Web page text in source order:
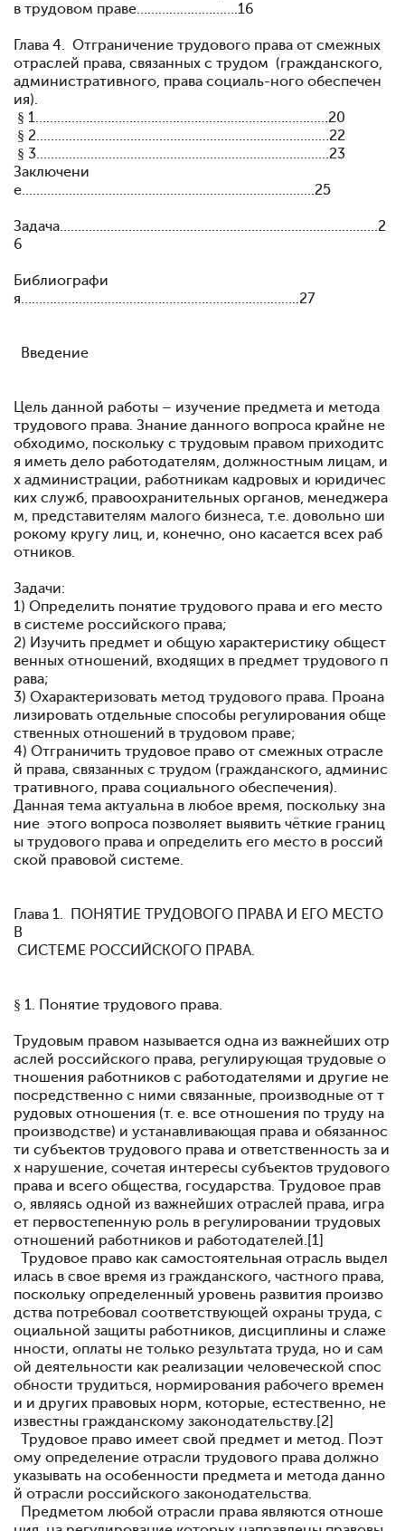
в трудовом праве……………………….16
Глава 4. Отграничение трудового права от смежных
отраслей права, связанных с трудом (гражданского,
административного, права социаль-ного обеспечен
ия).
§ 1………………………………………………………………………20
§ 2………………………………………………………………………22
§ 3………………………………………………………………………23
Заключени
е……………………………………………………………………...25
Задача…………………………………………………………………………….2
6
Библиографи
я…………………………………………………………………..27
Введение
Цель данной работы – изучение предмета и метода
трудового права. Знание данного вопроса крайне не
обходимо, поскольку с трудовым правом приходитс
я иметь дело работодателям, должностным лицам, и
х администрации, работникам кадровых и юридичес
ких служб, правоохранительных органов, менеджера
м, представителям малого бизнеса, т.е. довольно ши
рокому кругу лиц, и, конечно, оно касается всех раб
отников.
Задачи:
1) Определить понятие трудового права и его место
в системе российского права;
2) Изучить предмет и общую характеристику общест
венных отношений, входящих в предмет трудового п
рава;
3) Охарактеризовать метод трудового права. Проана
лизировать отдельные способы регулирования обще
ственных отношений в трудовом праве;
4) Отграничить трудовое право от смежных отрасле
й права, связанных с трудом (гражданского, админис
тративного, права социального обеспечения).
Данная тема актуальна в любое время, поскольку зна
ние этого вопроса позволяет выявить чёткие границ
ы трудового права и определить его место в россий
ской правовой системе.
Глава 1. ПОНЯТИЕ ТРУДОВОГО ПРАВА И ЕГО МЕСТО
В
СИСТЕМЕ РОССИЙСКОГО ПРАВА.
§ 1. Понятие трудового права.
Трудовым правом называется одна из важнейших отр
аслей российского права, регулирующая трудовые о
тношения работников с работодателями и другие не
посредственно с ними связанные, производные от т
рудовых отношения (т. е. все отношения по труду на
производстве) и устанавливающая права и обязаннос
ти субъектов трудового права и ответственность за и
х нарушение, сочетая интересы субъектов трудового
права и всего общества, государства. Трудовое прав
о, являясь одной из важнейших отраслей права, игра
ет первостепенную роль в регулировании трудовых
отношений работников и работодателей.[1]
Трудовое право как самостоятельная отрасль выдел
илась в свое время из гражданского, частного права,
поскольку определенный уровень развития произво
дства потребовал соответствующей охраны труда, с
оциальной защиты работников, дисциплины и слаже
нности, оплаты не только результата труда, но и сам
ой деятельности как реализации человеческой спос
обности трудиться, нормирования рабочего времен
и и других правовых норм, которые, естественно, не
известны гражданскому законодательству.[2]
Трудовое право имеет свой предмет и метод. Поэт
ому определение отрасли трудового права должно
указывать на особенности предмета и метода данно
й отрасли российского законодательства.
Предметом любой отрасли права являются отноше